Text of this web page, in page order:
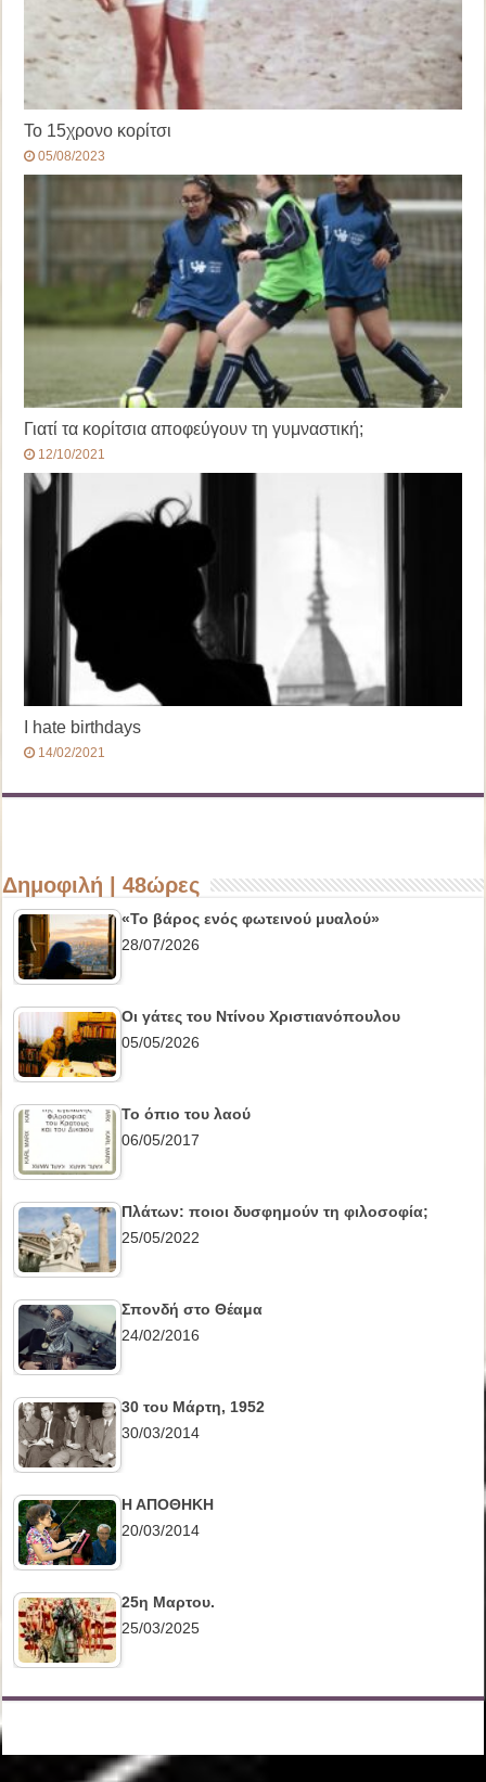
Το 15χρονο κορίτσι
05/08/2023
Γιατί τα κορίτσια αποφεύγουν τη γυμναστική;
12/10/2021
I hate birthdays
14/02/2021
Δημοφιλή | 48ώρες
«Το βάρος ενός φωτεινού μυαλού»
28/07/2026
Οι γάτες του Ντίνου Χριστιανόπουλου
05/05/2026
Το όπιο του λαού
06/05/2017
Πλάτων: ποιοι δυσφημούν τη φιλοσοφία;
25/05/2022
Σπονδή στο Θέαμα
24/02/2016
30 του Μάρτη, 1952
30/03/2014
Η ΑΠΟΘΗΚΗ
20/03/2014
25η Μαρτου.
25/03/2025